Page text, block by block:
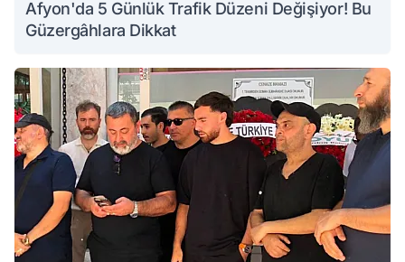
Afyon'da 5 Günlük Trafik Düzeni Değişiyor! Bu
Güzergâhlara Dikkat